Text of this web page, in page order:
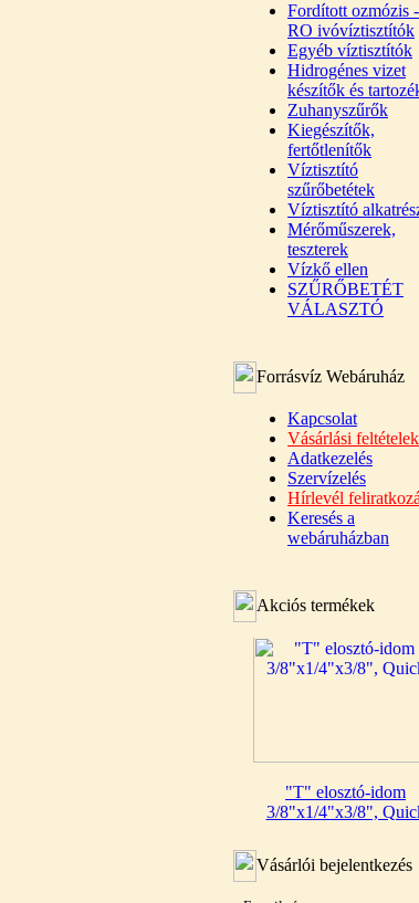
Fordított ozmózis -
RO ivóvíztisztítók
Egyéb víztisztítók
Hidrogénes vizet
készítők és
Zuhanyszűrők
Kiegészítők,
fertőtlenítők
Víztisztító
szűrőbetétek
Víztisztító
Mérőműszerek,
teszterek
Vízkő ellen
SZŰRŐBETÉT
VÁLASZTÓ
Forrásvíz Webáruház
Kapcsolat
Vásárlási feltételek
Adatkezelés
Szervízelés
Hírlevél
Keresés a
webáruházban
Akciós termékek
"T" elosztó-idom
3/8"x1/4"x3/8", Quick
320,-Ft
Vásárlói bejelentkezés